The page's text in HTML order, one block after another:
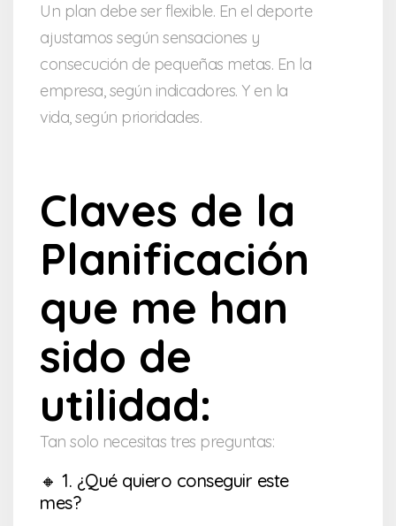
Un plan debe ser flexible. En el deporte
ajustamos según sensaciones y
consecución de pequeñas metas. En la
empresa, según indicadores. Y en la
vida, según prioridades.
Claves de la
Planificación
que me han
sido de
utilidad:
Tan solo necesitas tres preguntas:
🔸 1. ¿Qué quiero conseguir este
mes?